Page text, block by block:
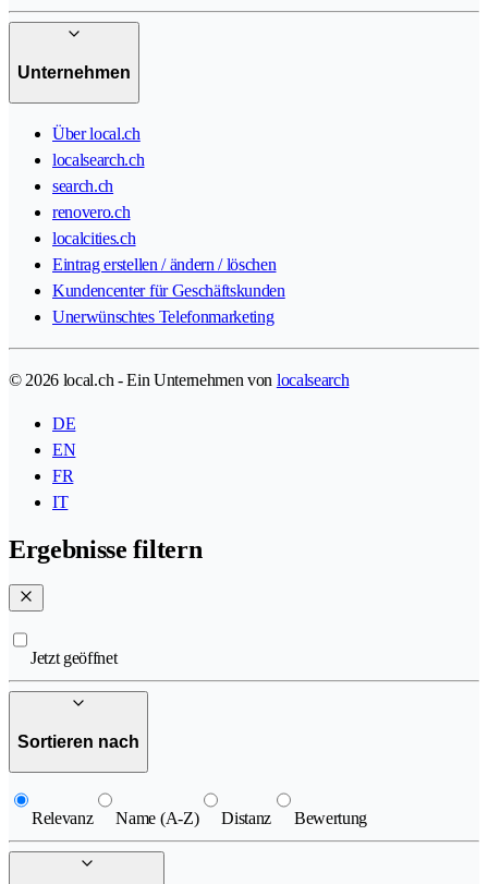
Unternehmen
Über local.ch
localsearch.ch
search.ch
renovero.ch
localcities.ch
Eintrag erstellen / ändern / löschen
Kundencenter für Geschäftskunden
Unerwünschtes Telefonmarketing
© 2026 local.ch - Ein Unternehmen von localsearch
DE
EN
FR
IT
Ergebnisse filtern
Jetzt geöffnet
Sortieren nach
Relevanz Name (A-Z) Distanz Bewertung